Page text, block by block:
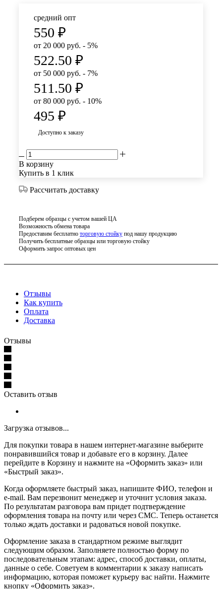
средний опт
550 ₽
от 20 000 руб. - 5%
522.50 ₽
от 50 000 руб. - 7%
511.50 ₽
от 80 000 руб. - 10%
495 ₽
Доступно к заказу
В корзину
Купить в 1 клик
Рассчитать доставку
Подберем образцы с учетом вашей ЦА
Возможность обмена товара
Предоставим бесплатно торговую стойку под нашу продукцию
Получить бесплатные образцы или торговую стойку
Оформить запрос оптовых цен
Отзывы
Как купить
Оплата
Доставка
Отзывы
Оставить отзыв
Загрузка отзывов...
Для покупки товара в нашем интернет-магазине выберите
понравившийся товар и добавьте его в корзину. Далее
перейдите в Корзину и нажмите на «Оформить заказ» или
«Быстрый заказ».
Когда оформляете быстрый заказ, напишите ФИО, телефон и
e-mail. Вам перезвонит менеджер и уточнит условия заказа.
По результатам разговора вам придет подтверждение
оформления товара на почту или через СМС. Теперь останется
только ждать доставки и радоваться новой покупке.
Оформление заказа в стандартном режиме выглядит
следующим образом. Заполняете полностью форму по
последовательным этапам: адрес, способ доставки, оплаты,
данные о себе. Советуем в комментарии к заказу написать
информацию, которая поможет курьеру вас найти. Нажмите
кнопку «Оформить заказ».